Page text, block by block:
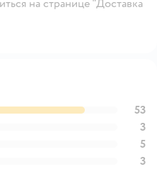
на странице "Доставка
53
3
5
3